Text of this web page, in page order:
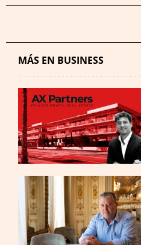
MÁS EN BUSINESS